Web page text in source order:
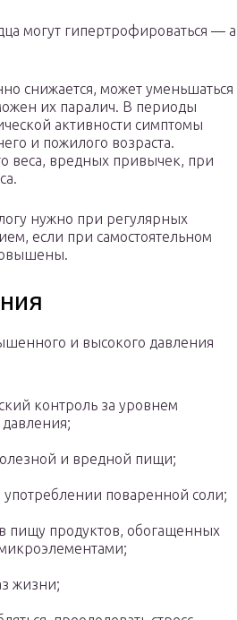
могут гипертрофироваться — а
снижается, может уменьшаться
их паралич. В периоды
активности симптомы
и пожилого возраста.
веса, вредных привычек, при
нужно при регулярных
если при самостоятельном
и высокого давления
контроль за уровнем
и вредной пищи;
поваренной соли;
пищу продуктов, обогащенных
жизни;